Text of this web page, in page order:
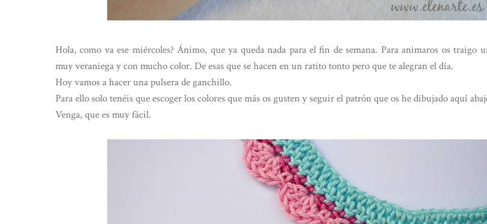
Hola, como va ese miércoles? Ánimo, que ya queda nada para el fin de semana. Para animaros os traigo
muy veraniega y con mucho color. De esas que se hacen en un ratito tonto pero que te alegran el día.
Hoy vamos a hacer una pulsera de ganchillo.
Para ello solo tenéis que escoger los colores que más os gusten y seguir el patrón que os he dibujado aquí
Venga, que es muy fácil.